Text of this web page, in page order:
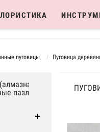
пуговицы Пуговица
пазлы